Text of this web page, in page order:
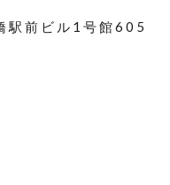
前ビル1号館605